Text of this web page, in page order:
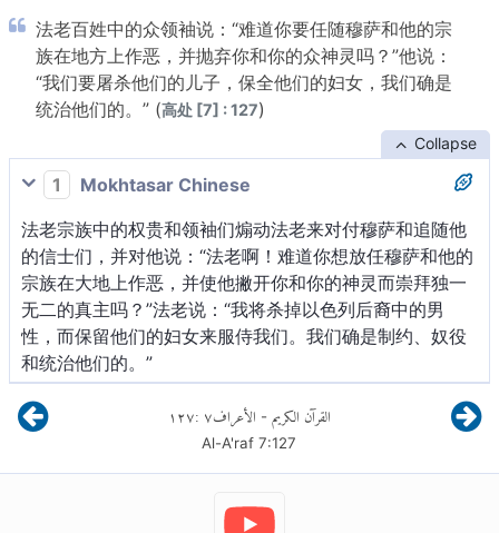
法老百姓中的众领袖说：“难道你要任随穆萨和他的宗
族在地方上作恶，并抛弃你和你的众神灵吗？”他说：
“我们要屠杀他们的儿子，保全他们的妇女，我们确是
统治他们的。” (高处 [7] : 127)
Collapse
1
Mokhtasar Chinese
法老宗族中的权贵和领袖们煽动法老来对付穆萨和追随他
的信士们，并对他说：“法老啊！难道你想放任穆萨和他的
宗族在大地上作恶，并使他撇开你和你的神灵而崇拜独一
无二的真主吗？”法老说：“我将杀掉以色列后裔中的男
性，而保留他们的妇女来服侍我们。我们确是制约、奴役
和统治他们的。”
القرآن الكريم - الأعراف٧:١٢٧
Al-A'raf 7:127